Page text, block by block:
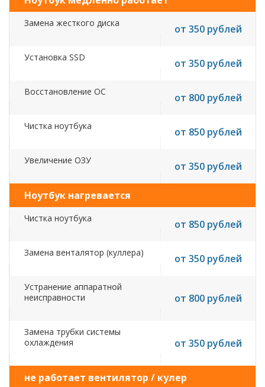
Замена жесткого диска от 350 рублей
Установка SSD от 350 рублей
Восстановление ОС от 800 рублей
Чистка ноутбука от 850 рублей
Увеличение ОЗУ от 350 рублей
Ноутбук нагревается
Чистка ноутбука от 850 рублей
Замена венталятор (куллера) от 350 рублей
Устранение аппаратной
неисправности
от 800 рублей
Замена трубки системы
охлаждения
от 350 рублей
не работает вентилятор / кулер